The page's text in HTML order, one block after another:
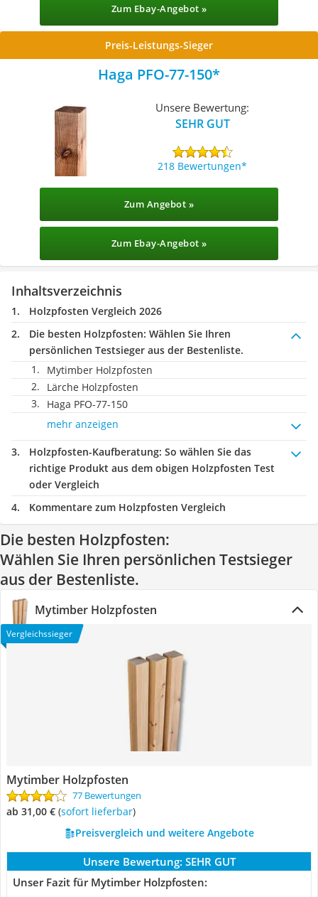
Zum Ebay-Angebot »
Preis-Leistungs-Sieger
Haga PFO-77-150
Unsere Bewertung:
SEHR GUT
218 Bewertungen
Zum Angebot »
Zum Ebay-Angebot »
Inhaltsverzeichnis
Holzpfosten Vergleich 2026
Die besten Holzpfosten: Wählen Sie Ihren
persönlichen Testsieger aus der Bestenliste.
Mytimber Holzpfosten
Lärche Holzpfosten
Haga PFO-77-150
mehr anzeigen
Holzpfosten-Kaufberatung: So wählen Sie das
richtige Produkt aus dem obigen Holzpfosten Test
oder Vergleich
Kommentare zum Holzpfosten Vergleich
Die besten Holzpfosten:
Wählen Sie Ihren persönlichen Testsieger
aus der Bestenliste.
Mytimber Holzpfosten
Vergleichssieger
Mytimber Holzpfosten
77 Bewertungen
ab 31,00 € ( Sofort lieferbar)
Preisvergleich und weitere Angebote
Unsere Bewertung: SEHR GUT
Unser Fazit für Mytimber Holzpfosten: